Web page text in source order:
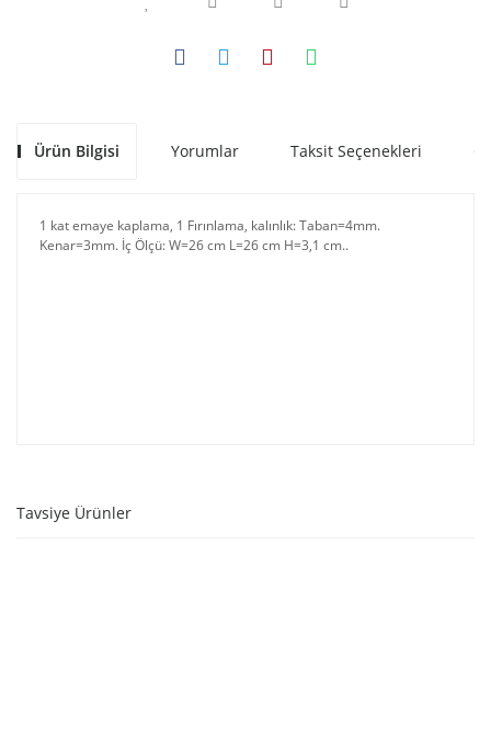
Ürün Bilgisi Yorumlar Taksit Seçenekleri
1 kat emaye kaplama, 1 Fırınlama, kalınlık: Taban=4mm.
Kenar=3mm. İç Ölçü: W=26 cm L=26 cm H=3,1 cm..
Tavsiye Ürünler